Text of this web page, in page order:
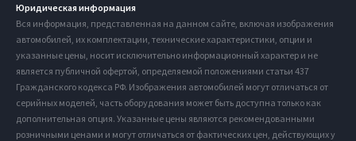
Юридическая информация
Вся информация, представленная на данном сайте, включая изображения
автомобилей, их комплектации, технические характеристики, опции и
указанные цены, носит исключительно информационный характер и не
является публичной офертой, определяемой положениями статьи 437
Гражданского кодекса РФ. Изображения автомобилей могут отличаться от
серийных моделей, часть оборудования может быть доступна только как
дополнительная опция. Указанные цены являются рекомендованными
розничными ценами и могут отличаться от фактических цен, действующих у